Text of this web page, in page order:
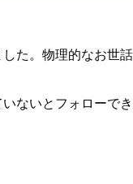
た。物理的なお世
ないとフォローで